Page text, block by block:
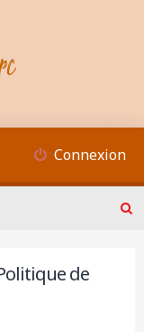
Connexion
de